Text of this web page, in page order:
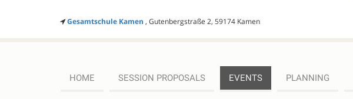
Gesamtschule Kamen , Gutenbergstraße 2, 59174 Kamen
HOME SESSION PROPOSALS EVENTS PLANNING